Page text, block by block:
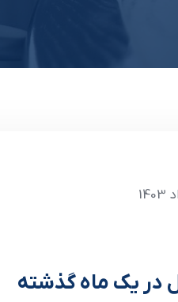
در یک ماه گذشته